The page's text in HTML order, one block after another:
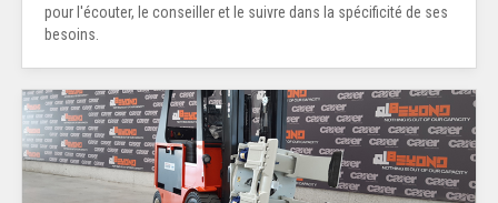
pour l'écouter, le conseiller et le suivre dans la spécificité de ses
besoins.